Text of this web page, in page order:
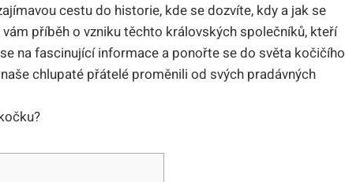
cestu do historie, kde se dozvíte, kdy a jak se
příběh o vzniku těchto královských společníků, kteří
na fascinující informace a ponořte se do světa kočičího
chlupaté přátelé proměnili od svých pradávných